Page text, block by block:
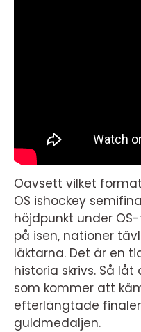
Oavsett vilket
OS ishockey
höjdpunkt under
på isen, nationer
läktarna. Det är en
historia skrivs. Så
som kommer att
efterlängtade
guldmedaljen.